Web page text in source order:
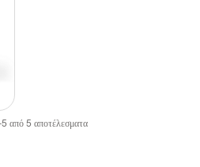
5 από5 αποτέλεσματα